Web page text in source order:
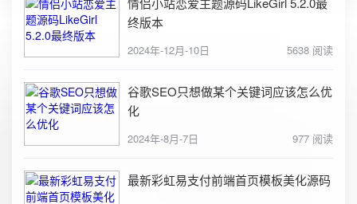
终版本
2024年-12月-10日 5638 阅读
谷歌SEO只想做某个关键词应该怎么优
化
2024年-8月-7日 977 阅读
最新彩虹易支付前端首页模板美化源码